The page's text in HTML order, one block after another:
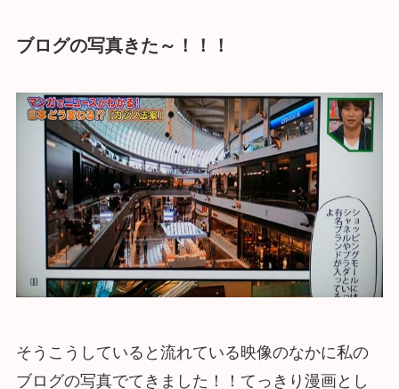
ブログの写真きた～！！！
そうこうしていると流れている映像のなかに私の
ブログの写真でてきました！！てっきり漫画とし